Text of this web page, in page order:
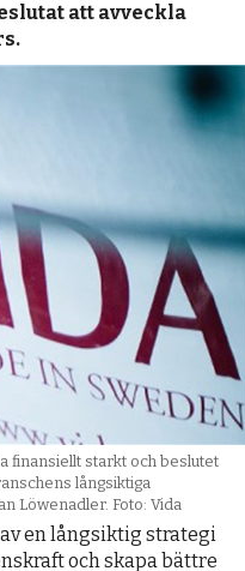
att avveckla
finansiellt starkt och beslutet
långsiktiga
Löwenadler. Foto: Vida
en långsiktig strategi
och skapa bättre